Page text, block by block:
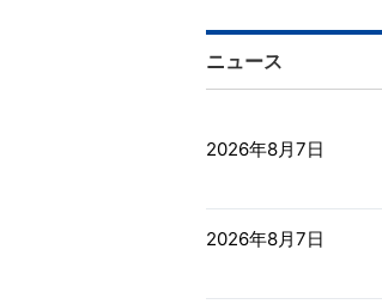
ニュース
2026年8月7日
2026年8月7日